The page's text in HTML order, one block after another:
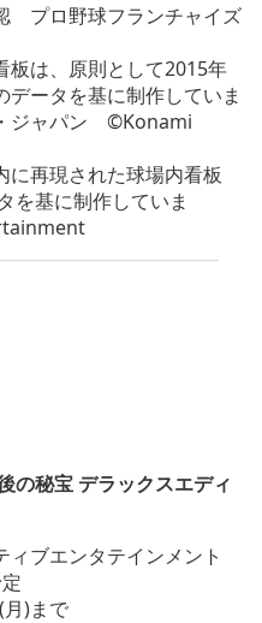
プロ野球フランチャイズ
板は、原則として2015年
ータを基に制作していま
ジャパン ©Konami
再現された球場内看板
を基に制作していま
の秘宝 デラックスエディ
ブエンタテインメント
)まで